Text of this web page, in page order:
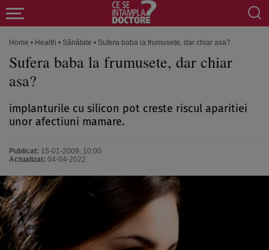
Home • Health • Sănătate • Sufera baba la frumusete, dar chiar asa?
Sufera baba la frumusete, dar chiar
asa?
implanturile cu silicon pot creste riscul aparitiei
unor afectiuni mamare.
Publicat: 15-01-2009, 10:00
Actualizat: 04-04-2022